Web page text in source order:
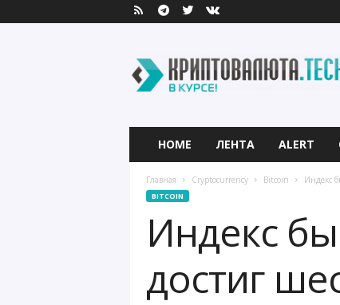
и
HOME ЛЕНТА ALERT
Главная Cryptocurrency Bitcoin Индекс
BITCOIN
Индекс
достиг